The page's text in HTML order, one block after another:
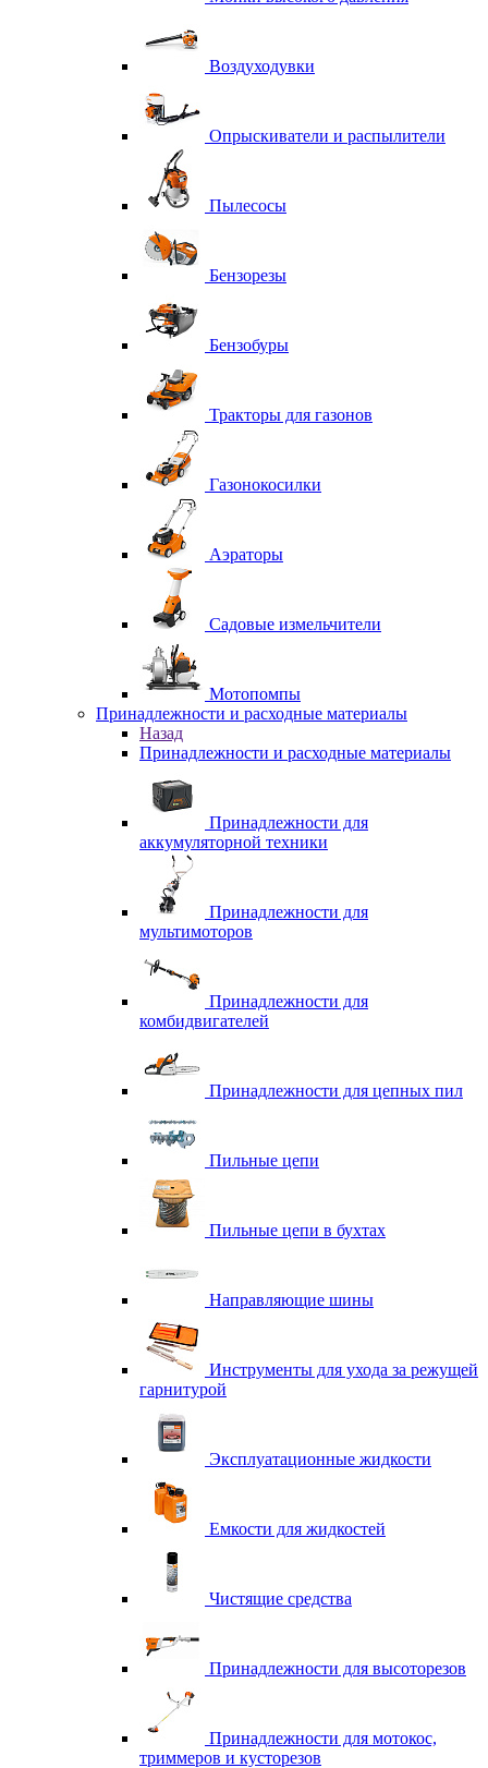
Воздуходувки
Опрыскиватели и распылители
Пылесосы
Бензорезы
Бензобуры
Тракторы для газонов
Газонокосилки
Аэраторы
Садовые измельчители
Мотопомпы
Принадлежности и расходные материалы
Назад
Принадлежности и расходные материалы
Принадлежности для
аккумуляторной техники
Принадлежности для
мультимоторов
Принадлежности для
комбидвигателей
Принадлежности для цепных пил
Пильные цепи
Пильные цепи в бухтах
Направляющие шины
Инструменты для ухода за режущей
гарнитурой
Эксплуатационные жидкости
Емкости для жидкостей
Чистящие средства
Принадлежности для высоторезов
Принадлежности для мотокос,
триммеров и кусторезов